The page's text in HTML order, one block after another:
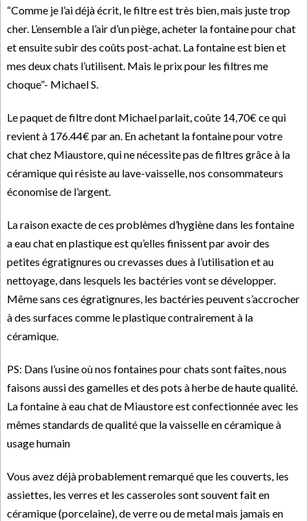
“Comme je l’ai déjà écrit, le filtre est très bien, mais juste trop
cher. L’ensemble a l’air d’un piège, acheter la fontaine pour chat
et ensuite subir des coûts post-achat. La fontaine est bien et
mes deux chats l’utilisent. Mais le prix pour les filtres me
choque”- Michael S.
Le paquet de filtre dont Michael parlait, coûte 14,70€ ce qui
revient à 176.44€ par an. En achetant la fontaine pour votre
chat chez Miaustore, qui ne nécessite pas de filtres grâce à la
céramique qui résiste au lave-vaisselle, nos consommateurs
économise de l’argent.
La raison exacte de ces problèmes d’hygiène dans les fontaine
a eau chat en plastique est qu’elles finissent par avoir des
petites égratignures ou crevasses dues à l’utilisation et au
nettoyage, dans lesquels les bactéries vont se développer.
Même sans ces égratignures, les bactéries peuvent s’accrocher
à des surfaces comme le plastique contrairement à la
céramique.
PS: Dans l’usine où nos fontaines pour chats sont faîtes, nous
faisons aussi des gamelles et des pots à herbe de haute qualité.
La fontaine à eau chat de Miaustore est confectionnée avec les
mêmes standards de qualité que la vaisselle en céramique à
usage humain
Vous avez déjà probablement remarqué que les couverts, les
assiettes, les verres et les casseroles sont souvent fait en
céramique (porcelaine), de verre ou de metal mais jamais en